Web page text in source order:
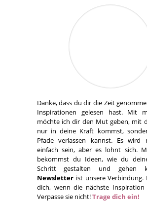
Danke, dass du dir die Zeit
Inspirationen gelesen hast. Mit
möchte ich dir den Mut geben, mit
nur in deine Kraft kommst,
Pfade verlassen kannst. Es wird
einfach sein, aber es lohnt sich.
bekommst du Ideen, wie du
Schritt gestalten und gehen
Newsletterist unsere Verbindung.
dich, wenn die nächste Inspiration
Verpasse sie nicht!Trage dich ein!